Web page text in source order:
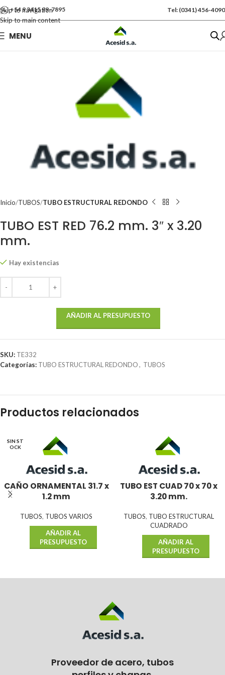
Skip to navigation
Skip to main content
+54 9 3415 99-7895 Tel: (0341) 456-4090
MENU
Inicio TUBOS TUBO ESTRUCTURAL REDONDO
TUBO EST RED 76.2 mm. 3″ x 3.20
mm.
Se vende por Und
Hay existencias
AÑADIR AL PRESUPUESTO
SKU: TE332
Categorías: TUBO ESTRUCTURAL REDONDO, TUBOS
Productos relacionados
SIN ST
OCK
CAÑO ORNAMENTAL 31.7 x
1.2 mm
TUBOS, TUBOS VARIOS
AÑADIR AL
PRESUPUESTO
TUBO EST CUAD 70 x 70 x
3.20 mm.
TUBOS, TUBO ESTRUCTURAL
CUADRADO
AÑADIR AL
PRESUPUESTO
Proveedor de acero, tubos